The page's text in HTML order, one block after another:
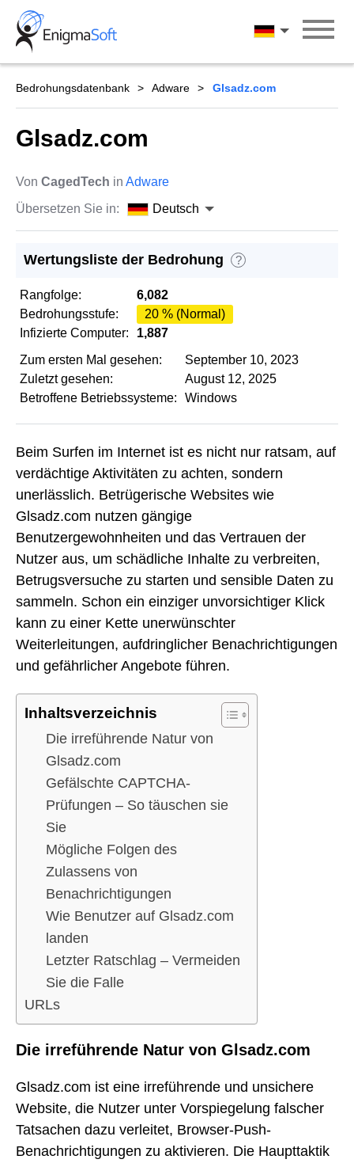
Skip
content
Deutsch
Bedrohungsdatenbank Adware Glsadz.com
Glsadz.com
Von CagedTech in Adware
Übersetzen Sie in:
Deutsch
Wertungsliste der Bedrohung ?
Rangfolge:
6,082
Bedrohungsstufe:
20 % (Normal)
Infizierte Computer:
1,887
Zum ersten Mal gesehen:
September 10, 2023
Zuletzt gesehen:
August 12, 2025
Betroffene Betriebssysteme:
Windows
Beim Surfen im Internet ist es nicht nur ratsam, auf
verdächtige Aktivitäten zu achten, sondern
unerlässlich. Betrügerische Websites wie
Glsadz.com nutzen gängige
Benutzergewohnheiten und das Vertrauen der
Nutzer aus, um schädliche Inhalte zu verbreiten,
Betrugsversuche zu starten und sensible Daten zu
sammeln. Schon ein einziger unvorsichtiger Klick
kann zu einer Kette unerwünschter
Weiterleitungen, aufdringlicher Benachrichtigungen
und gefährlicher Angebote führen.
Inhaltsverzeichnis
Die irreführende Natur von
Glsadz.com
Gefälschte CAPTCHA-
Prüfungen – So täuschen sie
Sie
Mögliche Folgen des
Zulassens von
Benachrichtigungen
Wie Benutzer auf Glsadz.com
landen
Letzter Ratschlag – Vermeiden
Sie die Falle
URLs
Die irreführende Natur von Glsadz.com
Glsadz.com ist eine irreführende und unsichere
Website, die Nutzer unter Vorspiegelung falscher
Tatsachen dazu verleitet, Browser-Push-
Benachrichtigungen zu aktivieren. Die Haupttaktik